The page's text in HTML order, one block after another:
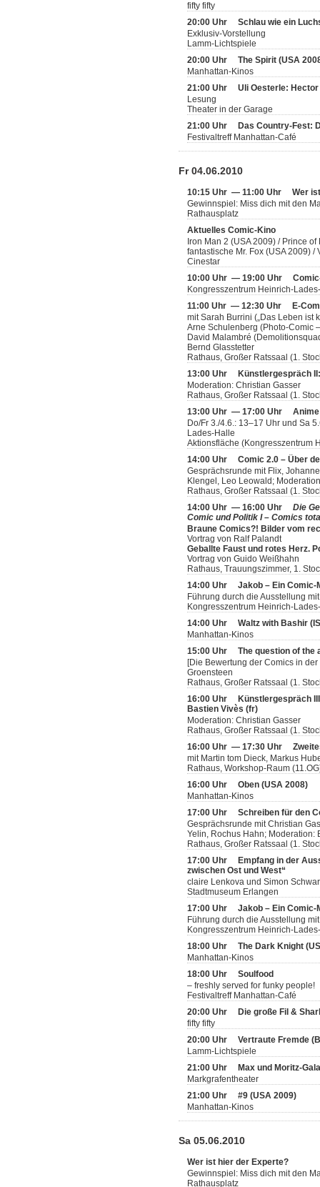
fifty fifty
20:00 Uhr Schlau wie ein
Exklusiv-Vorstellung
Lamm-Lichtspiele
20:00 Uhr The Spirit (USA
Manhattan-Kinos
21:00 Uhr Uli Oesterle:
Lesung
Theater in der Garage
21:00 Uhr
Das Country-Fest:
Festivaltreff Manhattan-Café
Fr 04.06.2010
10:15 Uhr — 11:00 Uhr Wer
Gewinnspiel: Miss dich mit den
Rathausplatz
Aktuelles Comic-Kino
Iron Man 2 (USA 2009) / Prince
fantastische Mr. Fox (USA 2009)
Cinestar
10:00 Uhr — 19:00 Uhr
Kongresszentrum Heinrich-
11:00 Uhr — 12:30 Uhr
E-
mit Sarah Burrini („Das Leben ist
Arne Schulenberg (Photo-Comic
David Malambré
Bernd Glasstetter
Rathaus, Großer Ratssaal (1.
13:00 Uhr
Künstlergespräch
Moderation: Christian Gasser
Rathaus, Großer Ratssaal (1.
13:00 Uhr — 17:00 Uhr
Do/Fr 3./4.6.: 13–17 Uhr und Sa
Lades-Halle
Aktionsfläche (Kongresszentrum
14:00 Uhr Comic 2.0 – Über
Gesprächsrunde mit Flix,
Klengel, Leo Leowald;
Rathaus, Großer Ratssaal (1.
14:00 Uhr — 16:00 Uhr Die
Comic und Politik I – Comics
Braune Comics?! Bilder vom
Vortrag von Ralf Palandt
Geballte Faust und rotes Herz.
Vortrag von Guido Weißhahn
Rathaus, Trauungszimmer, 1.
14:00 Uhr Jakob – Ein Comic-
Führung durch die Ausstellung
Kongresszentrum Heinrich-
14:00 Uhr Waltz with Bashir
Manhattan-Kinos
15:00 Uhr The question of the
[Die Bewertung der Comics in
Groensteen
Rathaus, Großer Ratssaal (1.
16:00 Uhr
Künstlergespräch
Bastien Vivès (fr)
Moderation: Christian Gasser
Rathaus, Großer Ratssaal (1.
16:00 Uhr — 17:30 Uhr
mit Martin tom Dieck, Markus
Rathaus, Workshop-Raum
16:00 Uhr Oben (USA 2008)
Manhattan-Kinos
17:00 Uhr Schreiben für den
Gesprächsrunde mit Christian
Yelin, Rochus Hahn; Moderation:
Rathaus, Großer Ratssaal (1.
17:00 Uhr
Empfang in der
zwischen Ost und West“
claire Lenkova und Simon
Stadtmuseum Erlangen
17:00 Uhr Jakob – Ein Comic-
Führung durch die Ausstellung
Kongresszentrum Heinrich-
18:00 Uhr The Dark Knight
Manhattan-Kinos
18:00 Uhr Soulfood
– freshly served for funky people!
Festivaltreff Manhattan-Café
20:00 Uhr
Die große Fil &
fifty fifty
20:00 Uhr Vertraute Fremde
Lamm-Lichtspiele
21:00 Uhr
Max und Moritz-Gala
Markgrafentheater
21:00 Uhr #9 (USA 2009)
Manhattan-Kinos
Sa 05.06.2010
Wer ist hier der Experte?
Gewinnspiel: Miss dich mit den
Rathausplatz